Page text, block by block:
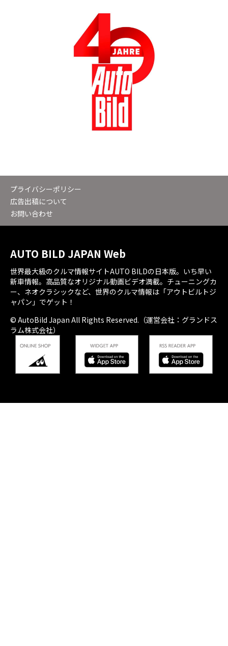
プライバシーポリシー
広告出稿について
お問い合わせ
AUTO BILD JAPAN Web
世界最大級のクルマ情報サイトAUTO BILDの日本版。いち早い
新車情報。高品質なオリジナル動画ビデオ満載。チューニングカ
ー、ネオクラシックなど、世界のクルマ情報は「アウトビルトジ
ャパン」でゲット！
© AutoBild Japan All Rights Reserved.（運営会社：グランドス
ラム株式会社）